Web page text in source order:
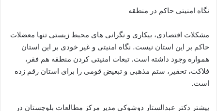
نگاه امنیتی حاکم در منطقه
مشکلات اقتصادی، بیکاری و نگرانی های محیط زیستی تنها معضلات
حاکم بر این استان نیست. نگاه امنیتی و غیر خودی بر این استان
همواره وجود داشته است. تبعات امنیتی کردن منطقه هم فقر،
فلاکت، تحقیر، ستم مذهبی و تبعیض قومی را برای استان رقم زده
است.
پیشتر دکتر عبدالستار دوشوکی مدیر مرکز مطالعات بلوچستان در